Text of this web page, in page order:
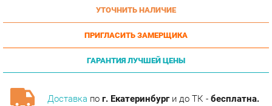
ПРИГЛАСИТЬ ЗАМЕРЩИКА
ГАРАНТИЯ ЛУЧШЕЙ ЦЕНЫ
Доставкапог. Екатеринбурги до ТК -бесплатна.